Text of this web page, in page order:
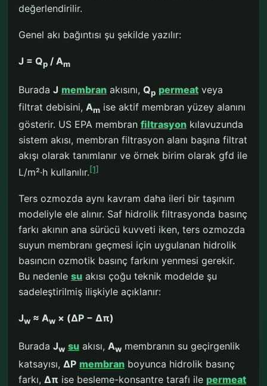
değerlendirilir.
Genel akı bağıntısı şu şekilde yazılır:
J = Qp / Am
Burada J membran akısını, Qp permeat veya
filtrat debisini, Am ise aktif membran yüzey alanını
gösterir. US EPA membran filtrasyon kılavuzunda
sistem akısı, membran filtrasyon alanı başına filtrat
akışı olarak tanımlanır ve örnek birim olarak gfd ile
L/m²·h kullanılır.[1]
Ters ozmozda aynı kavram daha ileri bir taşınım
modeliyle ele alınır. Saf hidrolik filtrasyonda basınç
farkı akının ana sürücü kuvveti iken, ters ozmozda
suyun membranı geçmesi için uygulanan hidrolik
basıncın ozmotik basınç farkını yenmesi gerekir.
Bu nedenle su akısı çoğu teknik modelde şu
sadeleştirilmiş ilişkiyle açıklanır:
Jw ≈ Aw × (ΔP − Δπ)
Burada Jw su akısı, Aw membranın su geçirgenlik
katsayısı, ΔP membran boyunca hidrolik basınç
farkı, Δπ ise besleme-konsantre tarafı ile permeat